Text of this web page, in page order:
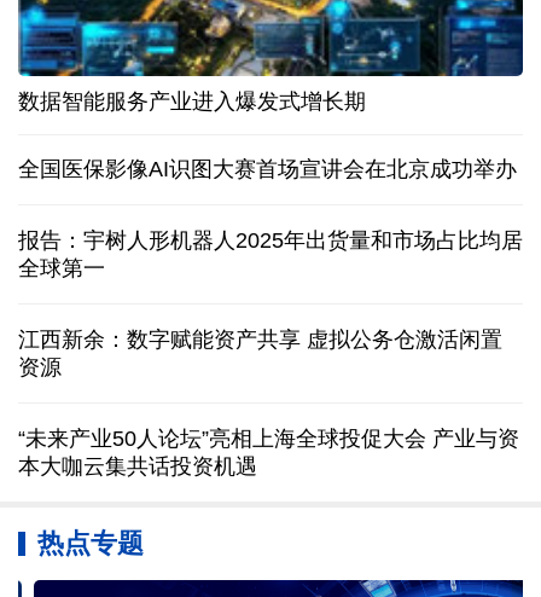
数据智能服务产业进入爆发式增长期
全国医保影像AI识图大赛首场宣讲会在北京成功举办
报告：宇树人形机器人2025年出货量和市场占比均居
全球第一
江西新余：数字赋能资产共享 虚拟公务仓激活闲置
资源
“未来产业50人论坛”亮相上海全球投促大会 产业与资
本大咖云集共话投资机遇
热点专题